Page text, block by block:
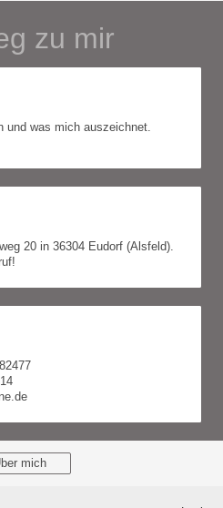
zu mir
und was mich auszeichnet.
20 in 36304 Eudorf (Alsfeld).
mich